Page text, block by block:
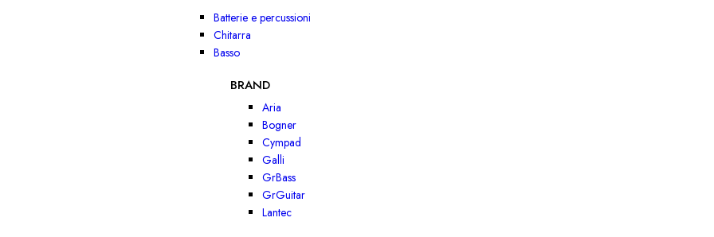
Batterie e percussioni
Chitarra
Basso
BRAND
Aria
Bogner
Cympad
Galli
GrBass
GrGuitar
Lantec